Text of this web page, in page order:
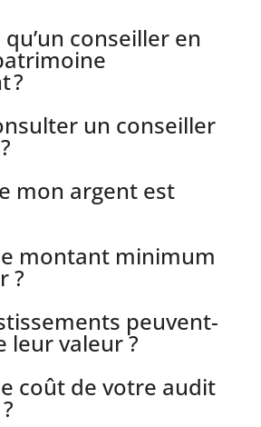
qu’un conseiller en
?
un conseiller
mon argent est
montant minimum
?
peuvent-
leur valeur ?
coût de votre audit